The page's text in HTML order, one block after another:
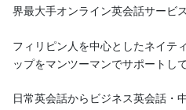
界最大手オンライン英会話サービス
フィリピン人を中心としたネイテ
ップをマンツーマンでサポートし
日常英会話からビジネス英会話・